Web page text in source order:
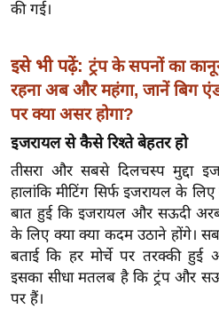
नो
ज
न
ज
ग
त
बॉ
ली
वु
ड
हॉ
ली
की गई।
इसे भी पढ़ें: ट्रंप के सपनों का
रहना अब और महंगा, जानें बिग
पर क्या असर होगा?
इजरायल से कैसे रिश्ते बेहतर हो
तीसरा और सबसे दिलचस्प मुद्दा
हालांकि मीटिंग सिर्फ इजरायल के
बात हुई कि इजरायल और सऊदी
के लिए क्या क्या कदम उठाने होंगे।
बताई कि हर मोर्चे पर तरक्की हुई
इसका सीधा मतलब है कि ट्रंप और
पर हैं।